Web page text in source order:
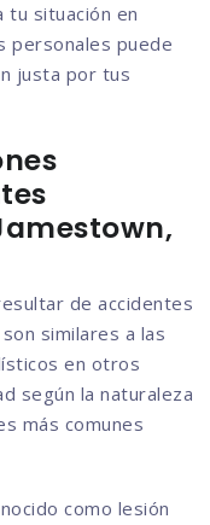
tu situación en
personales puede
justa por tus
de accidentes
similares a las
en otros
según la naturaleza
más comunes
como lesión